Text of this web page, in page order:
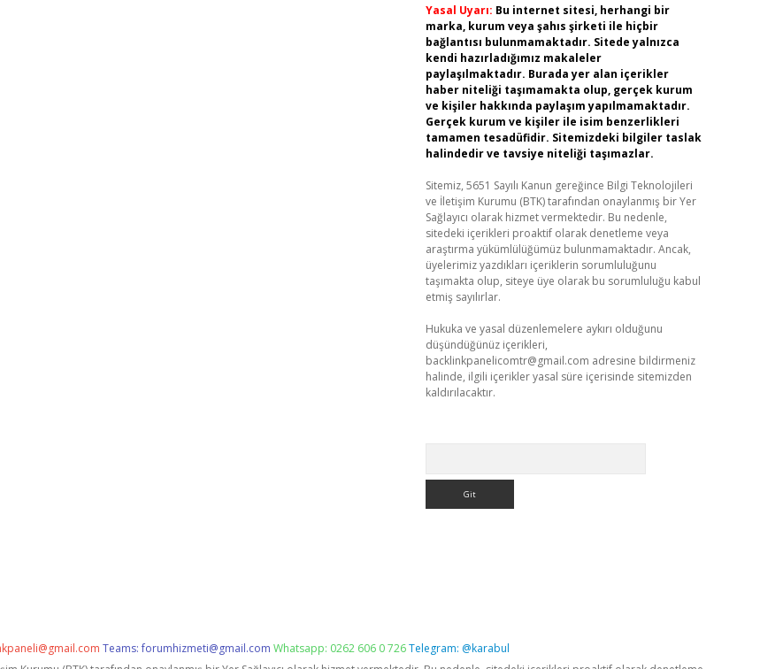
Yasal Uyarı: Bu internet sitesi, herhangi bir
marka, kurum veya şahıs şirketi ile hiçbir
bağlantısı bulunmamaktadır. Sitede yalnızca
kendi hazırladığımız makaleler
paylaşılmaktadır. Burada yer alan içerikler
haber niteliği taşımamakta olup, gerçek kurum
ve kişiler hakkında paylaşım yapılmamaktadır.
Gerçek kurum ve kişiler ile isim benzerlikleri
tamamen tesadüfidir. Sitemizdeki bilgiler taslak
halindedir ve tavsiye niteliği taşımazlar.
Sitemiz, 5651 Sayılı Kanun gereğince Bilgi Teknolojileri
ve İletişim Kurumu (BTK) tarafından onaylanmış bir Yer
Sağlayıcı olarak hizmet vermektedir. Bu nedenle,
sitedeki içerikleri proaktif olarak denetleme veya
araştırma yükümlülüğümüz bulunmamaktadır. Ancak,
üyelerimiz yazdıkları içeriklerin sorumluluğunu
taşımakta olup, siteye üye olarak bu sorumluluğu kabul
etmiş sayılırlar.
Hukuka ve yasal düzenlemelere aykırı olduğunu
düşündüğünüz içerikleri,
backlinkpanelicomtr@gmail.com adresine bildirmeniz
halinde, ilgili içerikler yasal süre içerisinde sitemizden
kaldırılacaktır.
Teams:forumhizmeti@gmail.com Whatsapp: 0262 606 0 726Telegram: @karabul